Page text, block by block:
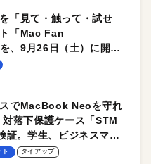
「見て・触って・試せ
「Mac Fan
、9月26日（土）に開催
でMacBook Neoを守れ
落下保護ケース「STM
証。学生、ビジネスマン
に最適！
ト タイアップ